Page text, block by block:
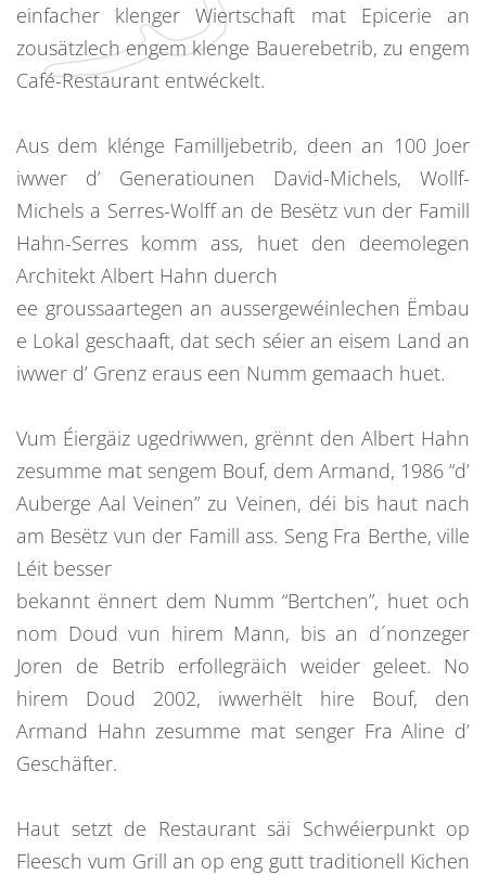
einfacher klenger Wiertschaft mat Epicerie an
zousätzlech engem klenge Bauerebetrib, zu engem
Café-Restaurant entwéckelt.
Aus dem klénge Familljebetrib, deen an 100 Joer
iwwer d’ Generatiounen David-Michels, Wollf-
Michels a Serres-Wolff an de Besëtz vun der Famill
Hahn-Serres komm ass, huet den deemolegen
Architekt Albert Hahn duerch
ee groussaartegen an aussergewéinlechen Ëmbau
e Lokal geschaaft, dat sech séier an eisem Land an
iwwer d’ Grenz eraus een Numm gemaach huet.
Vum Éiergäiz ugedriwwen, grënnt den Albert Hahn
zesumme mat sengem Bouf, dem Armand, 1986 “d’
Auberge Aal Veinen” zu Veinen, déi bis haut nach
am Besëtz vun der Famill ass. Seng Fra Berthe, ville
Léit besser
bekannt ënnert dem Numm “Bertchen”, huet och
nom Doud vun hirem Mann, bis an d´nonzeger
Joren de Betrib erfollegräich weider geleet. No
hirem Doud 2002, iwwerhëlt hire Bouf, den
Armand Hahn zesumme mat senger Fra Aline d’
Geschäfter.
Haut setzt de Restaurant säi Schwéierpunkt op
Fleesch vum Grill an op eng gutt traditionell Kichen